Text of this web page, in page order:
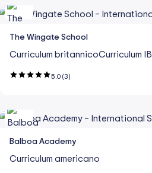
The Wingate School
Curriculum britannicoCurriculum IB
5.0 (3)
Balboa Academy
Curriculum americano